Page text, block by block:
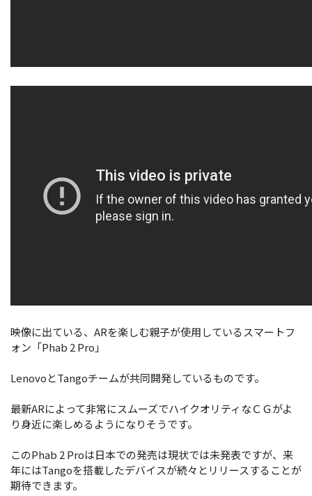
映像に出ている、ARを楽しむ親子が使用しているスマートフ
ォン「Phab 2 Pro」
LenovoとTangoチームが共同開発しているものです。
最新ARによって非常にスムーズでハイクオリティなＣＧがよ
り身近に楽しめるようになりそうです。
このPhab 2 Proは日本での発売は現状では未発表ですが、来
年にはTangoを搭載したデバイスが続々とリリースすることが
期待できます。